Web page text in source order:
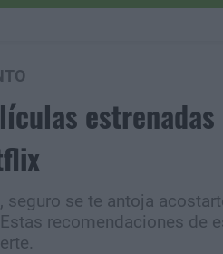
seguro se te antoja
recomendaciones de